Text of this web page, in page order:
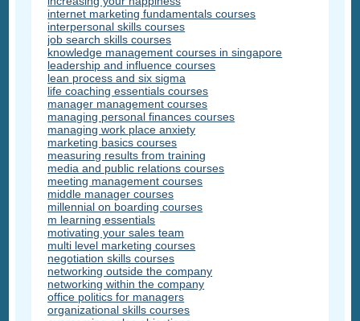
internet marketing fundamentals courses
interpersonal skills courses
job search skills courses
knowledge management courses in singapore
leadership and influence courses
lean process and six sigma
life coaching essentials courses
manager management courses
managing personal finances courses
managing work place anxiety
marketing basics courses
measuring results from training
media and public relations courses
meeting management courses
middle manager courses
millennial on boarding courses
m learning essentials
motivating your sales team
multi level marketing courses
negotiation skills courses
networking outside the company
networking within the company
office politics for managers
organizational skills courses